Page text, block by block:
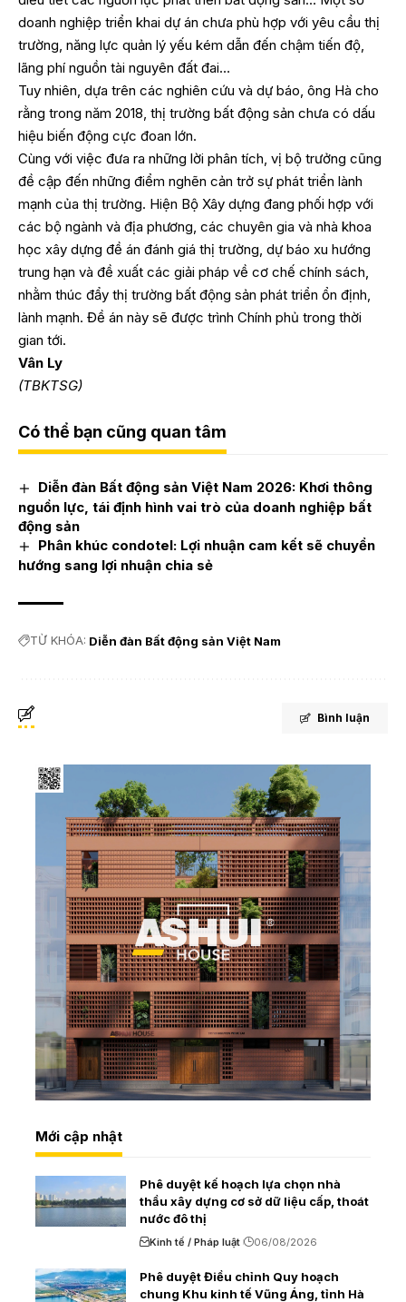
doanh nghiệp triển khai dự án chưa phù hợp với yêu cầu thị
trường, năng lực quản lý yếu kém dẫn đến chậm tiến độ,
lãng phí nguồn tài nguyên đất đai…
Tuy nhiên, dựa trên các nghiên cứu và dự báo, ông Hà cho
rằng trong năm 2018, thị trường bất động sản chưa có dấu
hiệu biến động cực đoan lớn.
Cùng với việc đưa ra những lời phân tích, vị bộ trưởng cũng
đề cập đến những điểm nghẽn cản trở sự phát triển lành
mạnh của thị trường. Hiện Bộ Xây dựng đang phối hợp với
các bộ ngành và địa phương, các chuyên gia và nhà khoa
học xây dựng đề án đánh giá thị trường, dự báo xu hướng
trung hạn và đề xuất các giải pháp về cơ chế chính sách,
nhằm thúc đẩy thị trường bất động sản phát triển ổn định,
lành mạnh. Đề án này sẽ được trình Chính phủ trong thời
gian tới.
Vân Ly
(TBKTSG)
Có thể bạn cũng quan tâm
Diễn đàn Bất động sản Việt Nam 2026: Khơi thông
nguồn lực, tái định hình vai trò của doanh nghiệp bất
động sản
Phân khúc condotel: Lợi nhuận cam kết sẽ chuyển
hướng sang lợi nhuận chia sẻ
TỪ KHÓA: Diễn đàn Bất động sản Việt Nam
Bình luận
Mới cập nhật
Phê duyệt kế hoạch lựa chọn nhà
thầu xây dựng cơ sở dữ liệu cấp, thoát
nước đô thị
Kinh tế / Pháp luật 06/08/2026
Phê duyệt Điều chỉnh Quy hoạch
chung Khu kinh tế Vũng Áng, tỉnh Hà